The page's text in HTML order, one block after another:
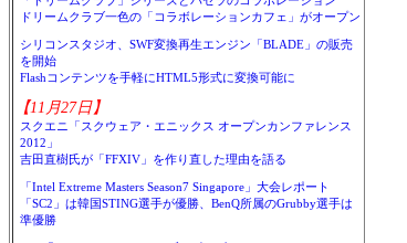
ドリームクラブ一色の「コラボレーションカフェ」がオープン
シリコンスタジオ、SWF変換再生エンジン「BLADE」の販売
を開始
Flashコンテンツを手軽にHTML5形式に変換可能に
【11月27日】
スクエニ「スクウェア・エニックス オープンカンファレンス
2012」
吉田直樹氏が「FFXIV」を作り直した理由を語る
「Intel Extreme Masters Season7 Singapore」大会レポート
「SC2」は韓国STING選手が優勝、BenQ所属のGrubby選手は
準優勝